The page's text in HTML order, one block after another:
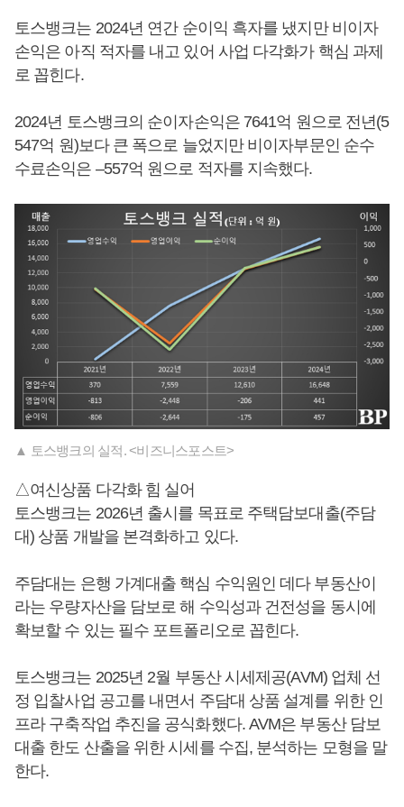
토스뱅크는 2024년 연간 순이익 흑자를 냈지만 비이자
손익은 아직 적자를 내고 있어 사업 다각화가 핵심 과제
로 꼽힌다.
2024년 토스뱅크의 순이자손익은 7641억 원으로 전년(5
547억 원)보다 큰 폭으로 늘었지만 비이자부문인 순수
수료손익은 –557억 원으로 적자를 지속했다.
▲ 토스뱅크의 실적. <비즈니스포스트>
△여신상품 다각화 힘 실어
토스뱅크는 2026년 출시를 목표로 주택담보대출(주담
대) 상품 개발을 본격화하고 있다.
주담대는 은행 가계대출 핵심 수익원인 데다 부동산이
라는 우량자산을 담보로 해 수익성과 건전성을 동시에
확보할 수 있는 필수 포트폴리오로 꼽힌다.
토스뱅크는 2025년 2월 부동산 시세제공(AVM) 업체 선
정 입찰사업 공고를 내면서 주담대 상품 설계를 위한 인
프라 구축작업 추진을 공식화했다. AVM은 부동산 담보
대출 한도 산출을 위한 시세를 수집, 분석하는 모형을 말
한다.